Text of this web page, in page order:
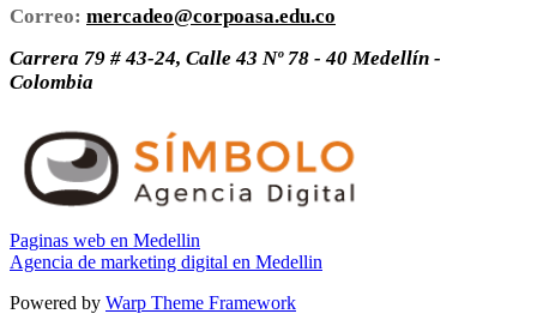
Correo: mercadeo@corpoasa.edu.co
Carrera 79 # 43-24, Calle 43 Nº 78 - 40 Medellín -
Colombia
Paginas web en Medellin
Agencia de marketing digital en Medellin
Powered by Warp Theme Framework